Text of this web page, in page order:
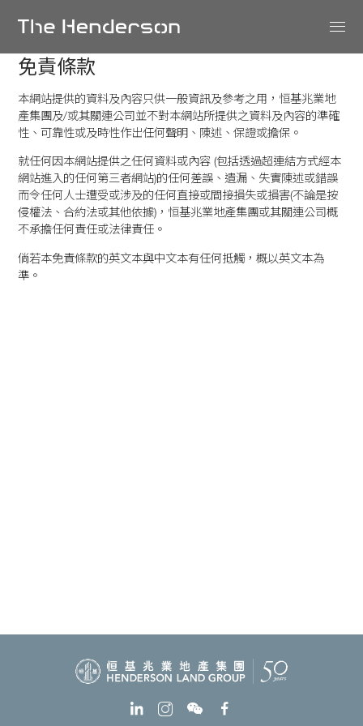
免責條款
本網站提供的資料及內容只供一般資訊及參考之用，恒基兆業地
產集團及/或其關連公司並不對本網站所提供之資料及內容的準確
性、可靠性或及時性作出任何聲明、陳述、保證或擔保。
就任何因本網站提供之任何資料或內容 (包括透過超連結方式經本
網站進入的任何第三者網站)的任何差誤、遺漏、失實陳述或錯誤
而令任何人士遭受或涉及的任何直接或間接損失或損害(不論是按
侵權法、合約法或其他依據)，恒基兆業地產集團或其關連公司概
不承擔任何責任或法律責任。
倘若本免責條款的英文本與中文本有任何抵觸，概以英文本為
準。